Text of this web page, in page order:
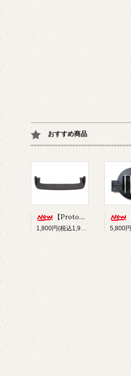
おすすめ商品
【Prototype34】フロントディフューザー
1,800円(税込1,980円)